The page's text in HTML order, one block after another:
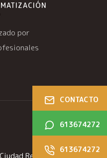
por
Ciudad Real
CONTACTO
613674272
613674272